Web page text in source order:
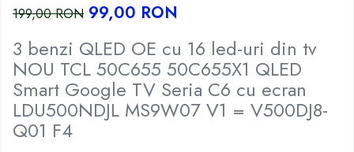
199,00 RON 99,00 RON
3 benzi QLED OE cu 16 led-uri din tv
NOU TCL 50C655 50C655X1 QLED
Smart Google TV Seria C6 cu ecran
LDU500NDJL MS9W07 V1 = V500DJ8-
Q01 F4